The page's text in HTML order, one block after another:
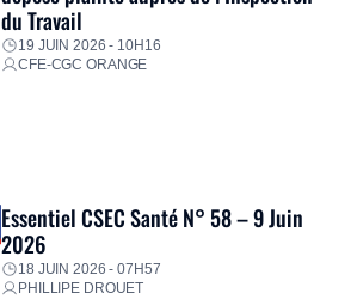
du Travail
19 JUIN 2026 - 10H16
CFE-CGC ORANGE
Essentiel CSEC Santé N° 58 – 9 Juin
2026
18 JUIN 2026 - 07H57
PHILLIPE DROUET